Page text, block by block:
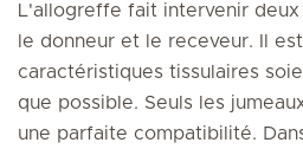
L'allogreffe fait intervenir
le donneur et le receveur. Il
caractéristiques tissulaires
que possible. Seuls les
une parfaite compatibilité.